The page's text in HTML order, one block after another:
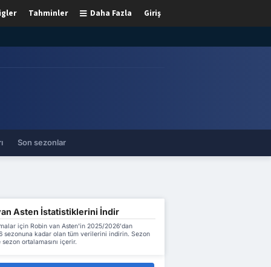
Giriş
Daha Fazla
Tahminler
Son sezonlar
Asten İstatistiklerini İndir
için Robin van Asten'in 2025/2026'dan
sezonuna kadar olan tüm verilerini indirin. Sezon
sezon ortalamasını içerir.